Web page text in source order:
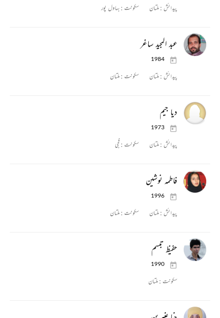
پیدائش :ملتان سکونت : بہاول پور
عبد المجید ساغر
1984
پیدائش :ملتان سکونت :ملتان
دیا جیم
1973
پیدائش :ملتان سکونت : فجی
فاطمہ نوشین
1996
پیدائش :ملتان سکونت :ملتان
حفیظ تبسم
1990
سکونت :ملتان